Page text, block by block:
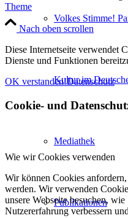
Volkes Stimme!
Kultur im
Mediathek
Publikationen
Theme
Nach oben scrollen
Diese Internetseite verwendet
Dienste und Funktionen
OK verstanden!Datenschutz
Cookie- und
Wie wir Cookies verwenden
Wir können Cookies
werden. Wir verwenden
unsere Webseite besuchen,
Nutzererfahrung verbessern